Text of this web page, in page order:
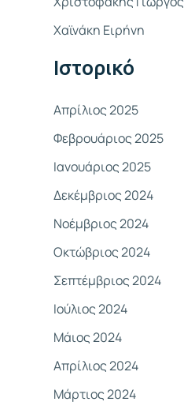
σ
η
α
:
Χαϊνάκη Ειρήνη
Ιστορικό
Απρίλιος 2025
Φεβρουάριος 2025
Ιανουάριος 2025
Δεκέμβριος 2024
Νοέμβριος 2024
Οκτώβριος 2024
Σεπτέμβριος 2024
Ιούλιος 2024
Μάιος 2024
Απρίλιος 2024
Μάρτιος 2024